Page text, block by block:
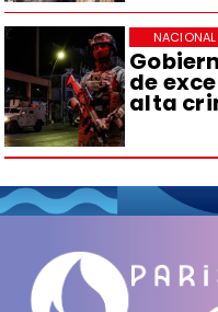
de
alta
NACIONAL